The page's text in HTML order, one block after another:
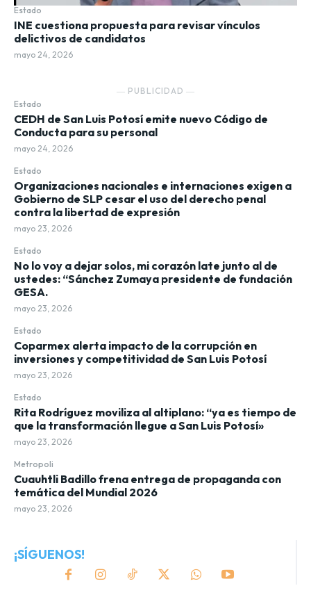
Estado
INE cuestiona propuesta para revisar vínculos
delictivos de candidatos
mayo 24, 2026
― PUBLICIDAD ―
Estado
CEDH de San Luis Potosí emite nuevo Código de
Conducta para su personal
mayo 24, 2026
Estado
Organizaciones nacionales e internaciones exigen a
Gobierno de SLP cesar el uso del derecho penal
contra la libertad de expresión
mayo 23, 2026
Estado
No lo voy a dejar solos, mi corazón late junto al de
ustedes: “Sánchez Zumaya presidente de fundación
GESA.
mayo 23, 2026
Estado
Coparmex alerta impacto de la corrupción en
inversiones y competitividad de San Luis Potosí
mayo 23, 2026
Estado
Rita Rodríguez moviliza al altiplano: “ya es tiempo de
que la transformación llegue a San Luis Potosí»
mayo 23, 2026
Metropoli
Cuauhtli Badillo frena entrega de propaganda con
temática del Mundial 2026
mayo 23, 2026
¡SÍGUENOS!